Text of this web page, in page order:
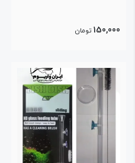
تومان